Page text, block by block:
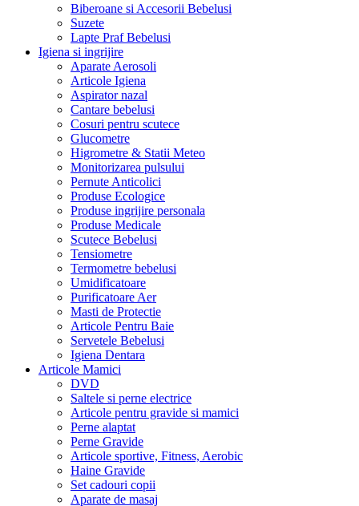
Biberoane si Accesorii Bebelusi
Suzete
Lapte Praf Bebelusi
Igiena si ingrijire
Aparate Aerosoli
Articole Igiena
Aspirator nazal
Cantare bebelusi
Cosuri pentru scutece
Glucometre
Higrometre & Statii Meteo
Monitorizarea pulsului
Pernute Anticolici
Produse Ecologice
Produse ingrijire personala
Produse Medicale
Scutece Bebelusi
Tensiometre
Termometre bebelusi
Umidificatoare
Purificatoare Aer
Masti de Protectie
Articole Pentru Baie
Servetele Bebelusi
Igiena Dentara
Articole Mamici
DVD
Saltele si perne electrice
Articole pentru gravide si mamici
Perne alaptat
Perne Gravide
Articole sportive, Fitness, Aerobic
Haine Gravide
Set cadouri copii
Aparate de masaj